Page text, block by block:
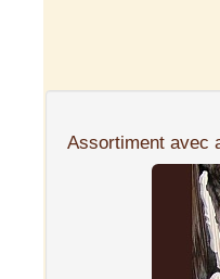
Assortiment avec